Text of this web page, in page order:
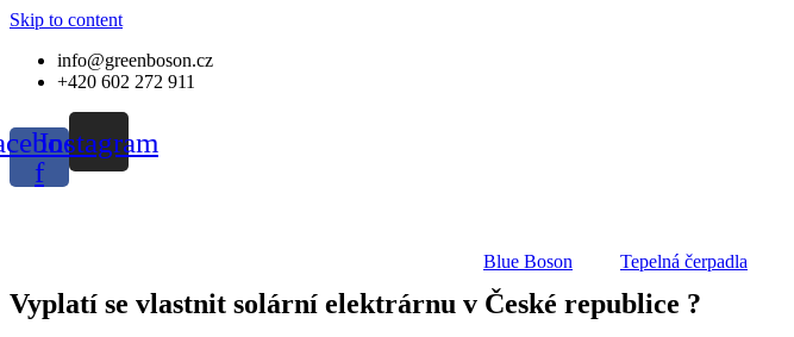
Skip to content
info@greenboson.cz
+420 602 272 911
f
Instagram
Blue Boson Tepelná čerpadla
Vyplatí se vlastnit solární elektrárnu v České republice ?